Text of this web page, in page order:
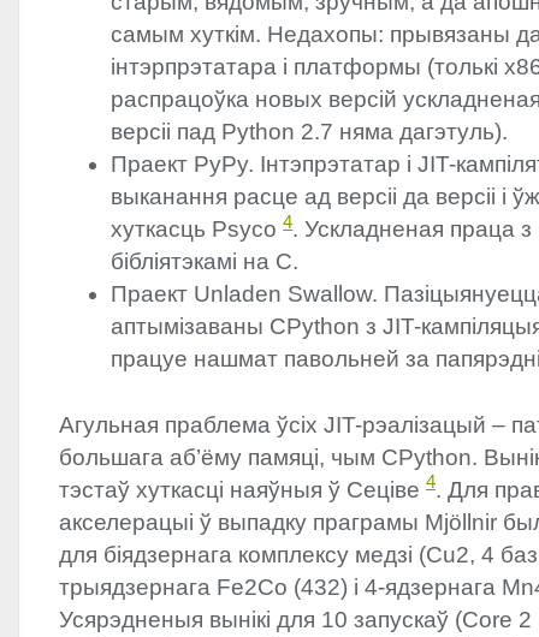
самым хуткім. Недахопы: прывязаны да
інтэрпрэтатара і платформы (толькі
распрацоўка новых версій
версіі пад Python 2.7 няма дагэтуль).
Праект PyPy. Iнтэпрэтатар іJIT-
выканання расце ад версіі да версіі і
хуткасць Psyco4. Ускладненая праца з
бібліятэкамі на C.
Праект Unladen Swallow.
аптымізаваны CPython зJIT-
працуе нашмат павольней за
Агульная праблема ўсіх JIT-рэалізацый –
большага аб’ёму памяці, чым CPython.
тэстаў хуткасці наяўныя ў Сеціве 4. Для
акселерацыі ў выпадку праграмы Mjöllnir
для біядзернага комплексу медзі (Cu2, 4
трыядзернага Fe2Co (432) і 4-ядзернага
Усярэдненыя вынікі для 10 запускаў (Core